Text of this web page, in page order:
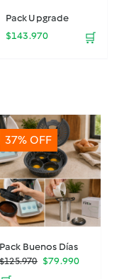
Pack Upgrade
$143.970 🛒
37% OFF
Pack Buenos Días
$125.970 El
$79.990El